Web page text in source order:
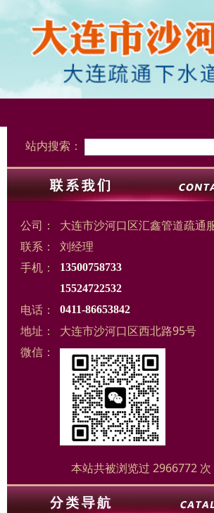
站内搜索：
公司：
大连市沙河口区汇鑫管道疏通
联系：
刘经理
手机：
13500758733
15524722532
电话： 0411-86653842
地址：
大连市沙河口区西北路95号
微信：
本站共被浏览过 2966772 次